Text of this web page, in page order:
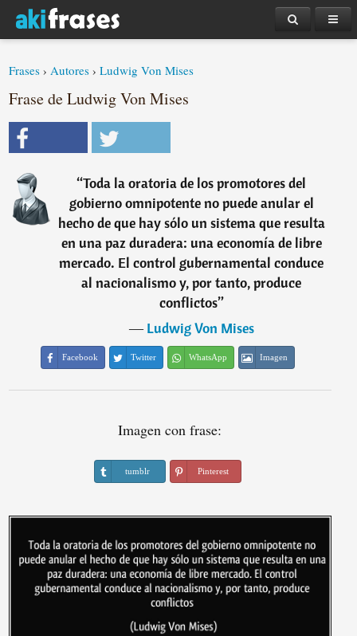
Frases ›Autores ›Ludwig Von Mises
Frase de Ludwig Von Mises
“Toda la oratoria de los promotores del
gobierno omnipotente no puede anular el
hecho de que hay sólo un sistema que resulta
en una paz duradera: una economía de libre
mercado. El control gubernamental conduce
al nacionalismo y, por tanto, produce
conflictos”
―Ludwig Von Mises
Facebook Twitter WhatsApp Imagen
Imagen con frase:
tumblr Pinterest